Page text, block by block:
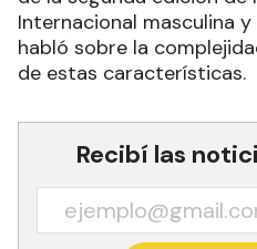
Internacional masculina
habló sobre la
de estas características.
Recibí las